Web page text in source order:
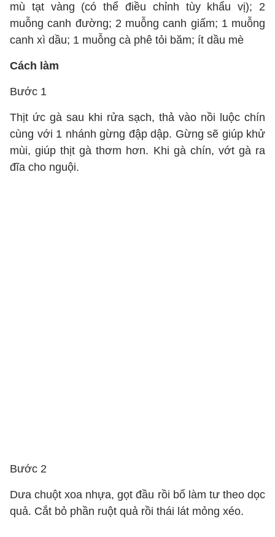
mù tạt vàng (có thể điều chỉnh tùy khẩu vị); 2
muỗng canh đường; 2 muỗng canh giấm; 1 muỗng
canh xì dầu; 1 muỗng cà phê tỏi băm; ít dầu mè
Cách làm
Bước 1
Thịt ức gà sau khi rửa sạch, thả vào nồi luộc chín
cùng với 1 nhánh gừng đập dập. Gừng sẽ giúp khử
mùi, giúp thịt gà thơm hơn. Khi gà chín, vớt gà ra
đĩa cho nguội.
Bước 2
Dưa chuột xoa nhựa, gọt đầu rồi bổ làm tư theo dọc
quả. Cắt bỏ phần ruột quả rồi thái lát mỏng xéo.